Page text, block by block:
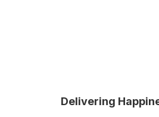
Delivering